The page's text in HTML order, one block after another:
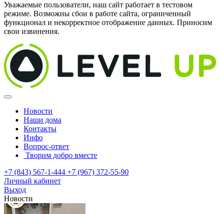
Уважаемые пользователи, наш сайт работает в тестовом
режиме. Возможны сбои в работе сайта, ограниченный
функционал и некорректное отображение данных. Приносим
свои извинения.
Новости
Наши дома
Контакты
Инфо
Вопрос-ответ
Творим добро вместе
+7 (843) 567-1-444 +7 (967) 372-55-90
Личный кабинет
Выход
Новости